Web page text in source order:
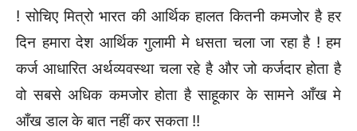
! सोचिए मित्रो भारत की आर्थिक हालत कितनी कमजोर है हर
दिन हमारा देश आर्थिक गुलामी मे धसता चला जा रहा है ! हम
कर्ज आधारित अर्थव्यवस्था चला रहे है और जो कर्जदार होता है
वो सबसे अधिक कमजोर होता है साहूकार के सामने आँख मे
आँख डाल के बात नहीं कर सकता !!